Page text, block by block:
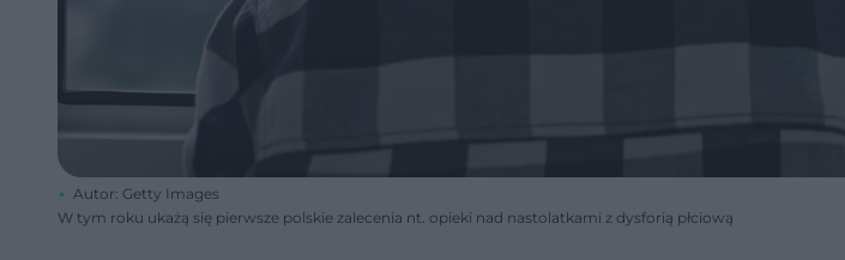
Autor: Getty Images
W tym roku ukażą się pierwsze polskie zalecenia nt. opieki nad nastolatkami z dysforią płciową